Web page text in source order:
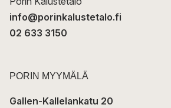
info@porinkalustetalo.fi
02 633 3150
PORIN MYYMÄLÄ
Gallen-Kallelankatu 20